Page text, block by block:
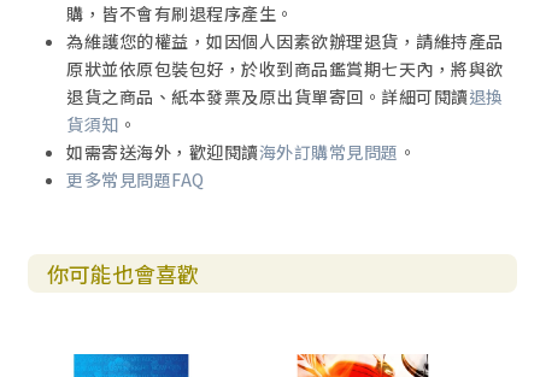
購，皆不會有刷退程序產生。
為維護您的權益，如因個人因素欲辦理退貨，請維持產品
原狀並依原包裝包好，於收到商品鑑賞期七天內，將與欲
退貨之商品、紙本發票及原出貨單寄回。詳細可閱讀退換
貨須知 。
如需寄送海外，歡迎閱讀海外訂購常見問題 。
更多常見問題FAQ
你可能也會喜歡